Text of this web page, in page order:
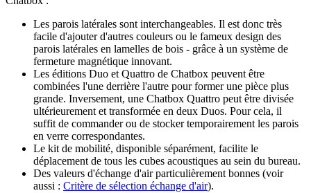
Les parois latérales sont interchangeables. Il est donc très
facile d'ajouter d'autres couleurs ou le fameux design des
parois latérales en lamelles de bois - grâce à un système de
fermeture magnétique innovant.
Les éditions Duo et Quattro de Chatbox peuvent être
combinées l'une derrière l'autre pour former une pièce plus
grande. Inversement, une Chatbox Quattro peut être divisée
ultérieurement et transformée en deux Duos. Pour cela, il
suffit de commander ou de stocker temporairement les parois
en verre correspondantes.
Le kit de mobilité, disponible séparément, facilite le
déplacement de tous les cubes acoustiques au sein du bureau.
Des valeurs d'échange d'air particulièrement bonnes (voir
aussi : Critère de sélection échange d'air).